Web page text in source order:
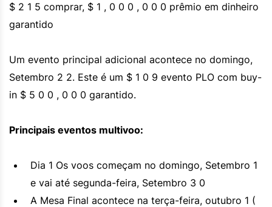
$ 2 1 5 comprar, $ 1 , 0 0 0 , 0 0 0 prêmio em dinheiro
garantido
Um evento principal adicional acontece no domingo,
Setembro 2 2. Este é um $ 1 0 9 evento PLO com buy-
in $ 5 0 0 , 0 0 0 garantido.
Principais eventos multivoo:
Dia 1 Os voos começam no domingo, Setembro 1
e vai até segunda-feira, Setembro 3 0
A Mesa Final acontece na terça-feira, outubro 1 (